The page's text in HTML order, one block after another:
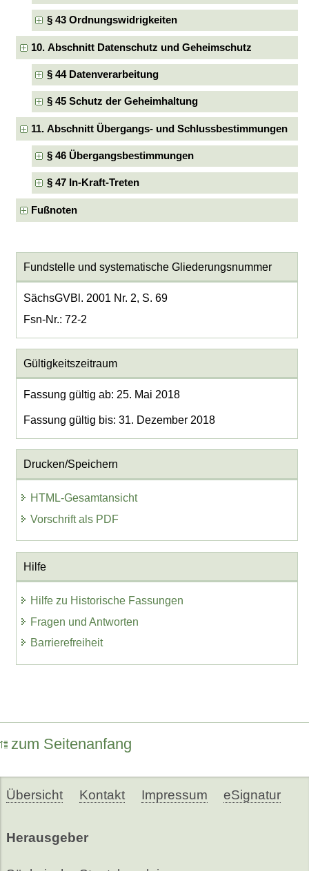
§ 43 Ordnungswidrigkeiten
10. Abschnitt Datenschutz und Geheimschutz
§ 44 Datenverarbeitung
§ 45 Schutz der Geheimhaltung
11. Abschnitt Übergangs- und Schlussbestimmungen
§ 46 Übergangsbestimmungen
§ 47 In-Kraft-Treten
Fußnoten
Fundstelle und systematische Gliederungsnummer
SächsGVBl. 2001 Nr. 2, S. 69
Fsn-Nr.: 72-2
Gültigkeitszeitraum
Fassung gültig ab: 25. Mai 2018
Fassung gültig bis: 31. Dezember 2018
Drucken/Speichern
HTML-Gesamtansicht
Vorschrift als PDF
Hilfe
Hilfe zu Historische Fassungen
Fragen und Antworten
Barrierefreiheit
zum Seitenanfang
Übersicht Kontakt Impressum eSignatur
Herausgeber